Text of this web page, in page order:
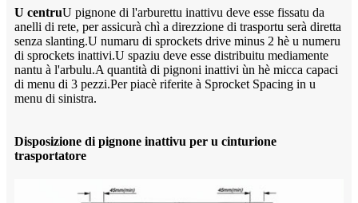
U centruU pignone di l'arburettu inattivu deve esse fissatu da
anelli di rete, per assicurà chì a direzzione di trasportu serà diretta
senza slanting.U numaru di sprockets drive minus 2 hè u numeru
di sprockets inattivi.U spaziu deve esse distribuitu mediamente
nantu à l'arbulu.A quantità di pignoni inattivi ùn hè micca capaci
di menu di 3 pezzi.Per piacè riferite à Sprocket Spacing in u
menu di sinistra.
Disposizione di pignone inattivu per u cinturione
trasportatore